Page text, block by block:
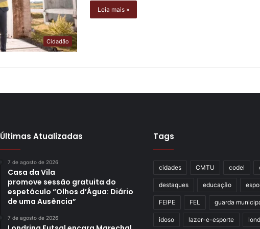
Cidadão
Leia mais »
Últimas Atualizadas
7 de agosto de 2026
Casa da Vila
promove sessão gratuita do
espetáculo “Olhos d’Água: Diário
de uma Ausência”
7 de agosto de 2026
Tags
cidades CMTU codel
destaques educação
FEIPE FEL guarda
idoso lazer-e-esporte